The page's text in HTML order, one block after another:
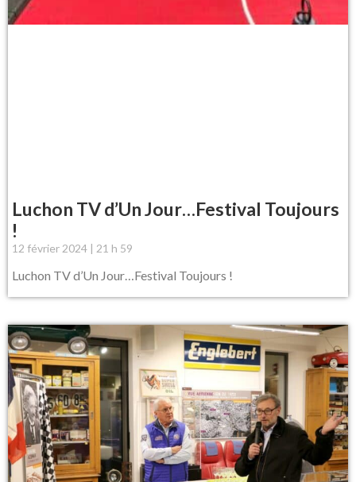
Luchon TV d’Un Jour…Festival Toujours
!
12 février 2024 21 h 59
Luchon TV d’Un Jour…Festival Toujours !